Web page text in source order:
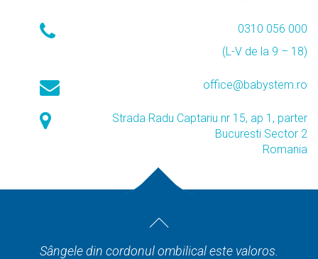
0310 056 000
(L-V de la 9 – 18)
office@babystem.ro
Strada Radu Captariu nr 15, ap 1, parter
Bucuresti Sector 2
Romania
Sângele din cordonul ombilical este valoros.